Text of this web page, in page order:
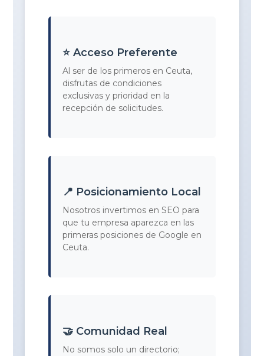
⭐ Acceso Preferente
Al ser de los primeros en Ceuta,
disfrutas de condiciones
exclusivas y prioridad en la
recepción de solicitudes.
📍 Posicionamiento Local
Nosotros invertimos en SEO para
que tu empresa aparezca en las
primeras posiciones de Google en
Ceuta.
🤝 Comunidad Real
No somos solo un directorio;